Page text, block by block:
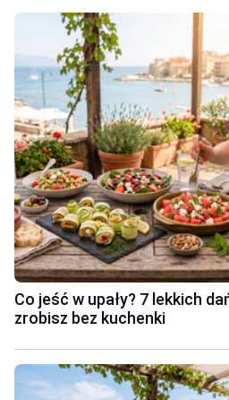
Co jeść w upały? 7 lekkich
zrobisz bez kuchenki